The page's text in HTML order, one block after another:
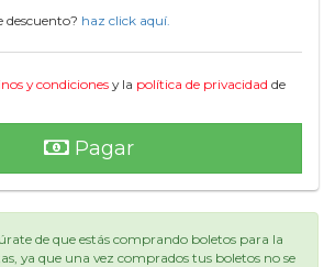
descuento? haz click aquí.
y condiciones y la política de privacidad de
Pagar
de que estás comprando boletos para la
ya que una vez comprados tus boletos no se